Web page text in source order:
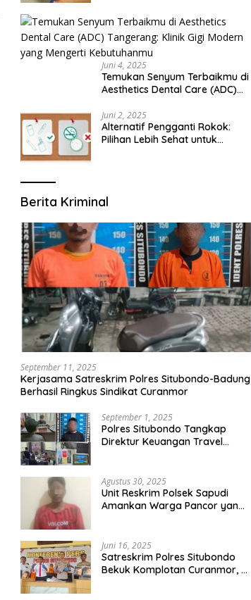
Juni 4, 2025
Temukan Senyum Terbaikmu di
Aesthetics Dental Care (ADC)
yang Mengerti Kebutuhanmu
Juni 2, 2025
Alternatif Pengganti Rokok:
Pilihan Lebih Sehat untuk
Berita Kriminal
September 11, 2025
Kerjasama Satreskrim Polres Situbondo-Badung
Berhasil Ringkus Sindikat Curanmor
September 1, 2025
Polres Situbondo Tangkap
Direktur Keuangan Travel
Agustus 30, 2025
Unit Reskrim Polsek Sapudi
Amankan Warga Pancor yang
Juni 16, 2025
Satreskrim Polres Situbondo
Bekuk Komplotan Curanmor, 9